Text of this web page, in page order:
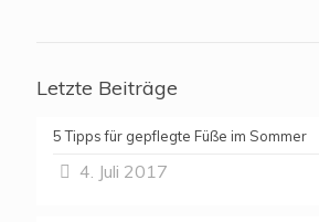
Letzte Beiträge
5 Tipps für gepflegte Füße im Sommer
4. Juli 2017